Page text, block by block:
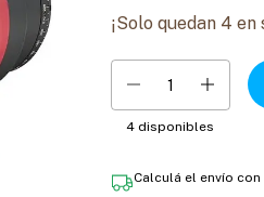
¡Solo quedan 4 en
4 disponibles
Calculá el envío